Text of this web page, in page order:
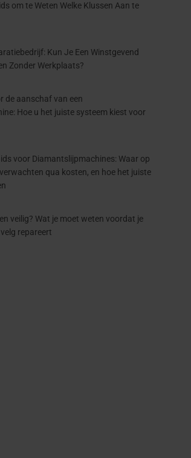
om te Weten Welke Klussen Aan te
Kun Je Een Winstgevend
Zonder Werkplaats?
de aanschaf van een
Hoe u het juiste systeem kiest voor
voor Diamantslijpmachines: Waar op
qua kosten, en hoe het juiste
veilig? Wat je moet weten voordat je
repareert